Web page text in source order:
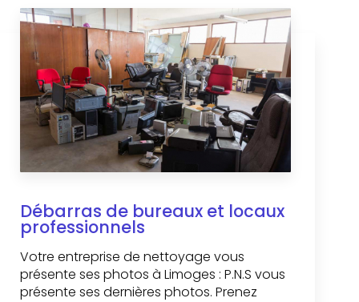
Débarras de bureaux et locaux
professionnels
Votre entreprise de nettoyage vous
présente ses photos à Limoges : P.N.S vous
présente ses dernières photos. Prenez